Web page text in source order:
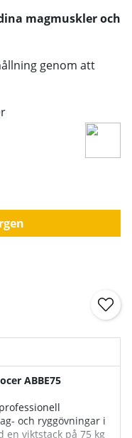
magmuskler och
genom att
ABBE75
och ryggövningar i
en viktstack på 75 kg